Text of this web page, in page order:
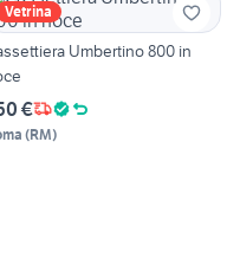
Vetrina
Umbertino 800 in
€
(RM)